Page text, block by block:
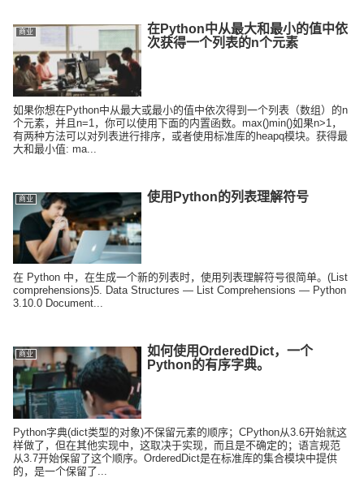
商业
在Python中从最大和最小的值中依
次获得一个列表的n个元素
如果你想在Python中从最大或最小的值中依次得到一个列表（数组）的n
个元素，并且n=1，你可以使用下面的内置函数。max()min()如果n>1，
有两种方法可以对列表进行排序，或者使用标准库的heapq模块。获得最
大和最小值: ma...
商业 使用Python的列表理解符号
在 Python 中，在生成一个新的列表时，使用列表理解符号很简单。(List
comprehensions)5. Data Structures — List Comprehensions — Python
3.10.0 Document...
商业
如何使用OrderedDict，一个
Python的有序字典。
Python字典(dict类型的对象)不保留元素的顺序；CPython从3.6开始就这
样做了，但在其他实现中，这取决于实现，而且是不确定的；语言规范
从3.7开始保留了这个顺序。OrderedDict是在标准库的集合模块中提供
的，是一个保留了...